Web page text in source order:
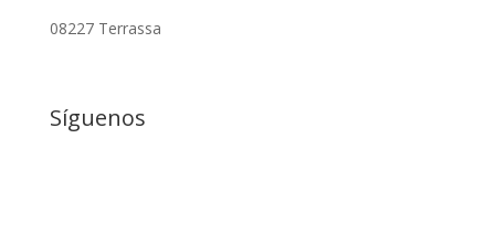
08227 Terrassa
Síguenos